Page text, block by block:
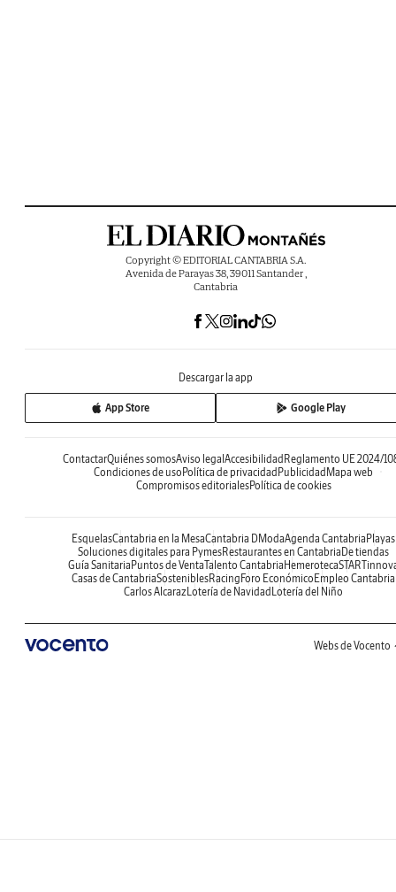
Copyright © EDITORIAL CANTABRIA S.A.
Avenida de Parayas 38, 39011 Santander ,
Cantabria
Descargar la app
App Store Google Play
ContactarQuiénes somosAviso legal Accesibilidad Reglamento UE 2024/
Condiciones de uso Política de privacidad Publicidad Mapa web
Compromisos editorialesPolítica de cookies
EsquelasCantabria en la MesaCantabria DModaAgenda Cantabria Playas
Soluciones digitales para PymesRestaurantes en Cantabria De tiendas
Guía Sanitaria Puntos de VentaTalento Cantabria Hemeroteca
Casas de CantabriaSosteniblesRacing Foro Económico Empleo Cantabria
Carlos Alcaraz Lotería de Navidad Lotería del Niño
Webs de Vocento